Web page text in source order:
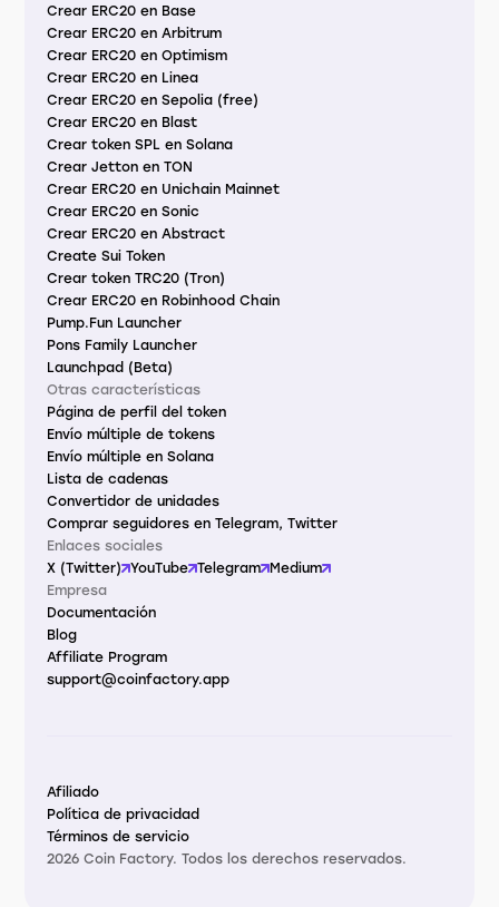
Crear ERC20 en Base
Crear ERC20 en Arbitrum
Crear ERC20 en Optimism
Crear ERC20 en Linea
Crear ERC20 en Sepolia (free)
Crear ERC20 en Blast
Crear token SPL en Solana
Crear Jetton en TON
Crear ERC20 en Unichain Mainnet
Crear ERC20 en Sonic
Crear ERC20 en Abstract
Create Sui Token
Crear token TRC20 (Tron)
Crear ERC20 en Robinhood Chain
Pump.Fun Launcher
Pons Family Launcher
Launchpad (Beta)
Otras características
Página de perfil del token
Envío múltiple de tokens
Envío múltiple en Solana
Lista de cadenas
Convertidor de unidades
Comprar seguidores en Telegram, Twitter
Enlaces sociales
X (Twitter) YouTube Telegram
Medium
Empresa
Documentación
Blog
Affiliate Program
support@coinfactory.app
Afiliado
Política de privacidad
Términos de servicio
2026 Coin Factory. Todos los derechos reservados.